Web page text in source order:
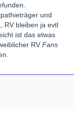
und
RV bleiben ja evtl
ist das etwas
RV Fans